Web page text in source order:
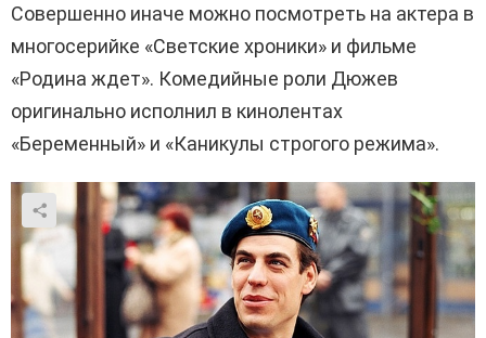
Совершенно иначе можно посмотреть на актера в
многосерийке «Светские хроники» и фильме
«Родина ждет». Комедийные роли Дюжев
оригинально исполнил в кинолентах
«Беременный» и «Каникулы строгого режима».